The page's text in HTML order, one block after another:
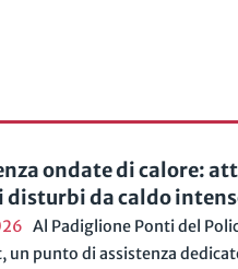
ondate di calore:
disturbi da caldo
Al Padiglione Ponti del
un punto di assistenza